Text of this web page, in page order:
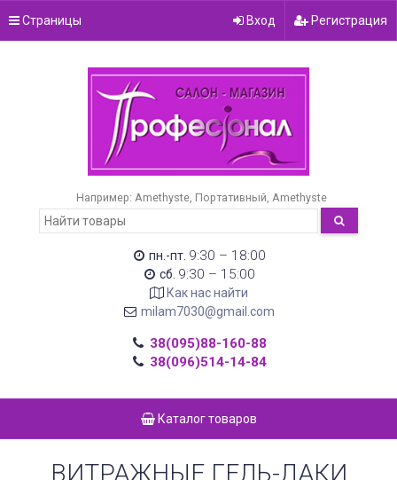
Страницы Вход Регистрация
Например: Amethyste Портативный Amethyste
пн.-пт. 9:30 – 18:00
сб. 9:30 – 15:00
Как нас найти
milam7030@gmail.com
38(095)88-160-88
38(096)514-14-84
Каталог товаров
ВИТРАЖНЫЕ ГЕЛЬ-ЛАКИ